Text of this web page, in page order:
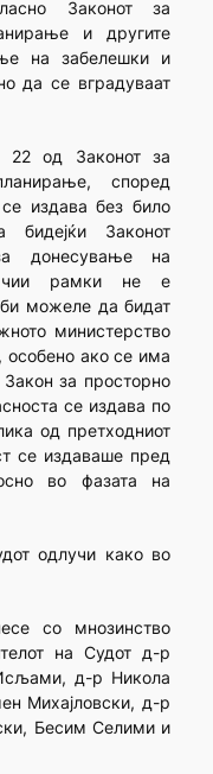
Законот за
и другите
на забелешки и
да се вградуваат
22 од Законот за
според
издава без било
бидејќи Законот
донесување на
чии рамки не е
можеле да бидат
министерство
особено ако се има
за просторно
се издава по
од претходниот
се издаваше пред
во фазата на
одлучи како во
со мнозинство
на Судот д-р
д-р Никола
Михајловски, д-р
Бесим Селими и